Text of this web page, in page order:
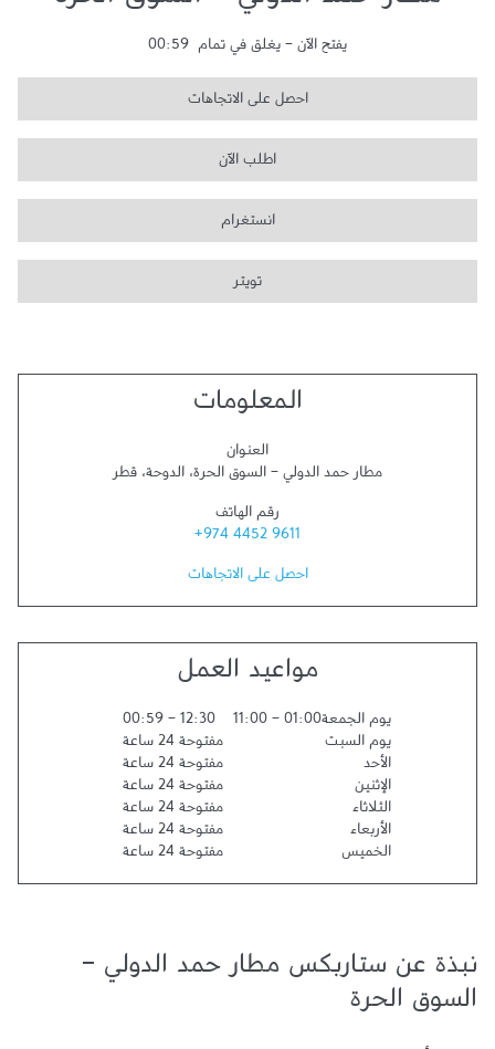
يفتح الآن - يغلق في تمام 00:59
احصل على الاتجاهات
اطلب الآن
انستغرام
تويتر
المعلومات
العنوان
مطار حمد الدولي - السوق الحرة، الدوحة، قطر
رقم الهاتف
+974 4452 9611
احصل على الاتجاهات
مواعيد العمل
يوم الجمعة01:00
-
11:00
12:30
-
00:59
يوم السبت
مفتوحة 24 ساعة
الأحد
مفتوحة 24 ساعة
الإثنين
مفتوحة 24 ساعة
الثلاثاء
مفتوحة 24 ساعة
الأربعاء
مفتوحة 24 ساعة
الخميس
مفتوحة 24 ساعة
نبذة عن ستاربكس مطار حمد الدولي -
السوق الحرة